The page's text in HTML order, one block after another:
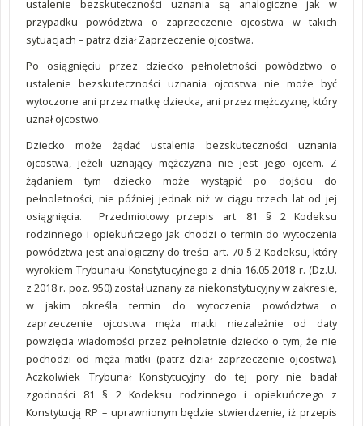
ustalenie bezskuteczności uznania są analogiczne jak w
przypadku powództwa o zaprzeczenie ojcostwa w takich
sytuacjach – patrz dział Zaprzeczenie ojcostwa.
Po osiągnięciu przez dziecko pełnoletności powództwo o
ustalenie bezskuteczności uznania ojcostwa nie może być
wytoczone ani przez matkę dziecka, ani przez mężczyznę, który
uznał ojcostwo.
Dziecko może żądać ustalenia bezskuteczności uznania
ojcostwa, jeżeli uznający mężczyzna nie jest jego ojcem. Z
żądaniem tym dziecko może wystąpić po dojściu do
pełnoletności, nie później jednak niż w ciągu trzech lat od jej
osiągnięcia. Przedmiotowy przepis art. 81 § 2 Kodeksu
rodzinnego i opiekuńczego jak chodzi o termin do wytoczenia
powództwa jest analogiczny do treści art. 70 § 2 Kodeksu, który
wyrokiem Trybunału Konstytucyjnego z dnia 16.05.2018 r. (Dz.U.
z 2018 r. poz. 950) został uznany za niekonstytucyjny w zakresie,
w jakim określa termin do wytoczenia powództwa o
zaprzeczenie ojcostwa męża matki niezależnie od daty
powzięcia wiadomości przez pełnoletnie dziecko o tym, że nie
pochodzi od męża matki (patrz dział zaprzeczenie ojcostwa).
Aczkolwiek Trybunał Konstytucyjny do tej pory nie badał
zgodności 81 § 2 Kodeksu rodzinnego i opiekuńczego z
Konstytucją RP – uprawnionym będzie stwierdzenie, iż przepis